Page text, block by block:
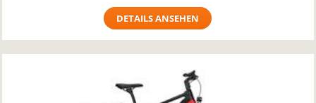
DETAILS ANSEHEN